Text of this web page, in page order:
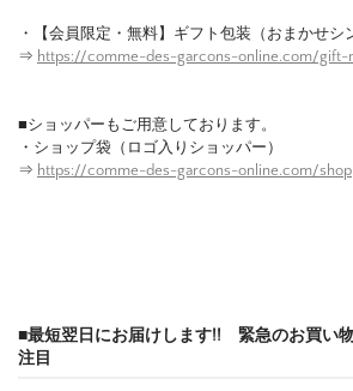
・【会員限定・無料】ギフト包装（おまかせシ
⇒ https://comme-des-garcons-online.com/
■ショッパーもご用意しております。
・ショップ袋（ロゴ入りショッパー）
⇒ https://comme-des-garcons-online.com/
■最短翌日にお届けします!! 緊急のお買い
注目